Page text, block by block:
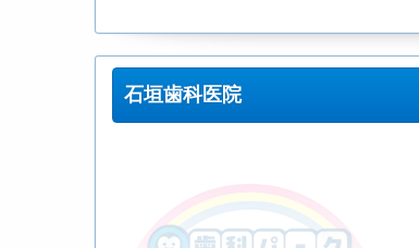
石垣歯科医院